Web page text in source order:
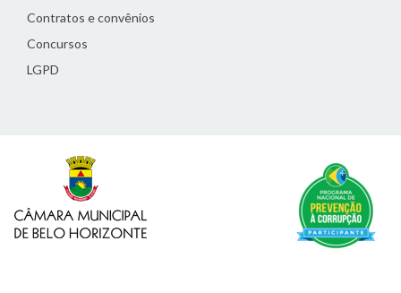
Contratos e convênios
Concursos
LGPD